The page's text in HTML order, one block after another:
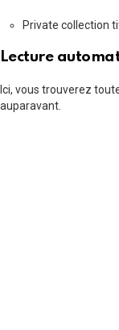
Private collection
Lecture
Ici, vous trouverez
auparavant.